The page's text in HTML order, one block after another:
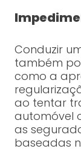
Conduzir
também
como a
ao tentar
automóvel
as
baseadas